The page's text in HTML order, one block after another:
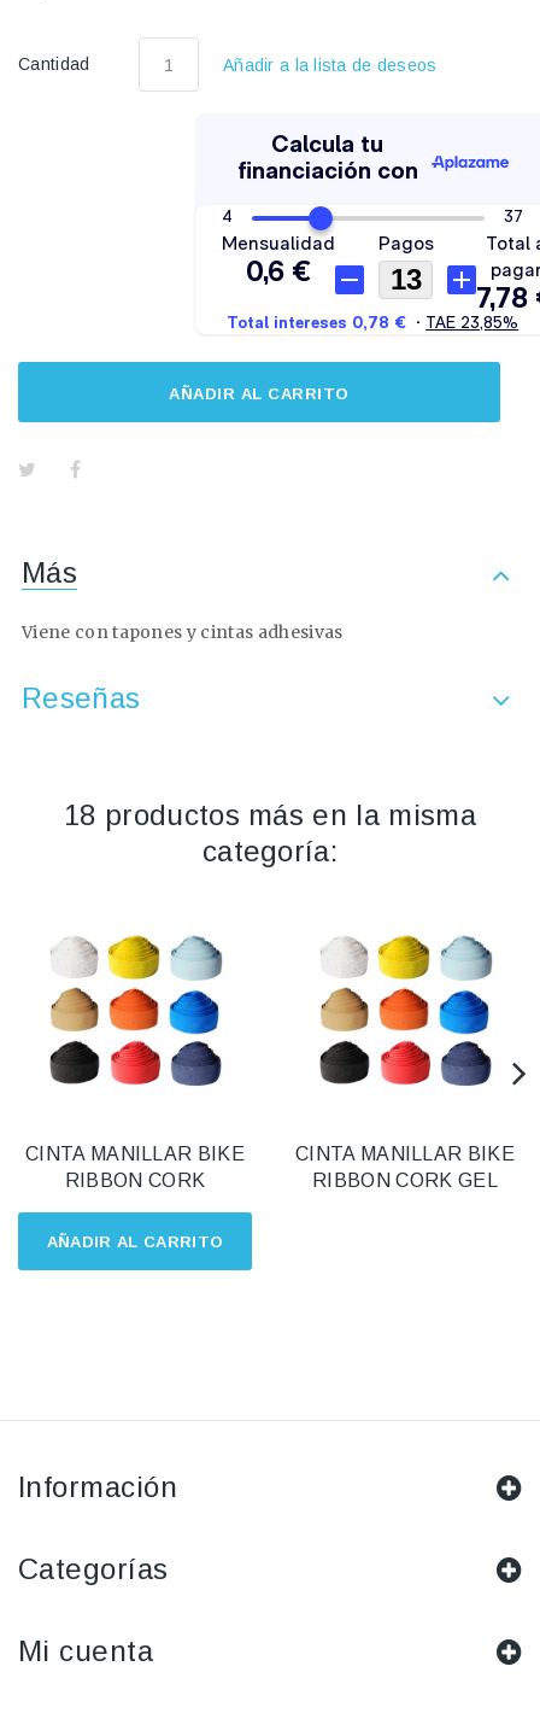
Cantidad Añadir a la lista de deseos
AÑADIR AL CARRITO
Más
Viene con tapones y cintas adhesivas
Reseñas
18 productos más en la misma
categoría:
AÑADIR AL CARRITO
CINTA MANILLAR BIKE
RIBBON CORK
CINTA MANILLAR BIKE
RIBBON CORK GEL
Información
Categorías
Mi cuenta